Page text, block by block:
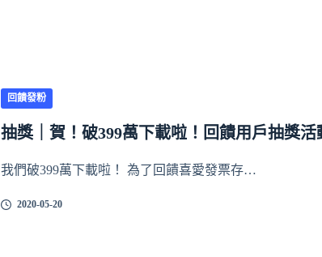
回饋發粉
抽獎｜賀！破399萬下載啦！回饋用戶抽獎活
我們破399萬下載啦！ 為了回饋喜愛發票存…
2020-05-20